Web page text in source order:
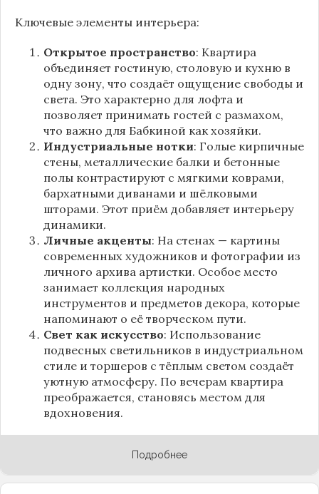
Ключевые элементы интерьера:
Открытое пространство: Квартира
объединяет гостиную, столовую и кухню в
одну зону, что создаёт ощущение свободы и
света. Это характерно для лофта и
позволяет принимать гостей с размахом,
что важно для Бабкиной как хозяйки.
Индустриальные нотки: Голые кирпичные
стены, металлические балки и бетонные
полы контрастируют с мягкими коврами,
бархатными диванами и шёлковыми
шторами. Этот приём добавляет интерьеру
динамики.
Личные акценты: На стенах — картины
современных художников и фотографии из
личного архива артистки. Особое место
занимает коллекция народных
инструментов и предметов декора, которые
напоминают о её творческом пути.
Свет как искусство: Использование
подвесных светильников в индустриальном
стиле и торшеров с тёплым светом создаёт
уютную атмосферу. По вечерам квартира
преображается, становясь местом для
вдохновения.
Подробнее